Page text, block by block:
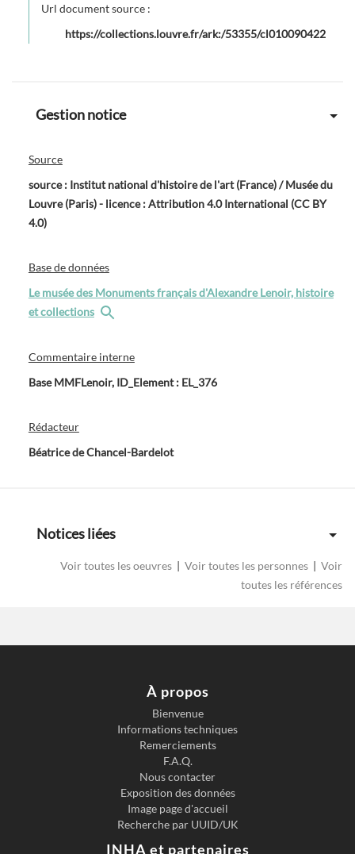
Url document source :
https://collections.louvre.fr/ark:/53355/cl010090422
Gestion notice
Source
source : Institut national d'histoire de l'art (France) / Musée du
Louvre (Paris) - licence : Attribution 4.0 International (CC BY
4.0)
Base de données
Le musée des Monuments français d'Alexandre Lenoir, histoire
et collections
Commentaire interne
Base MMFLenoir, ID_Element : EL_376
Rédacteur
Béatrice de Chancel-Bardelot
Notices liées
Voir toutes les oeuvres | Voir toutes les personnes | Voir
toutes les références
À propos
Bienvenue
Informations techniques
Remerciements
F.A.Q.
Nous contacter
Exposition des données
Image page d'accueil
Recherche par UUID/UK
INHA et partenaires